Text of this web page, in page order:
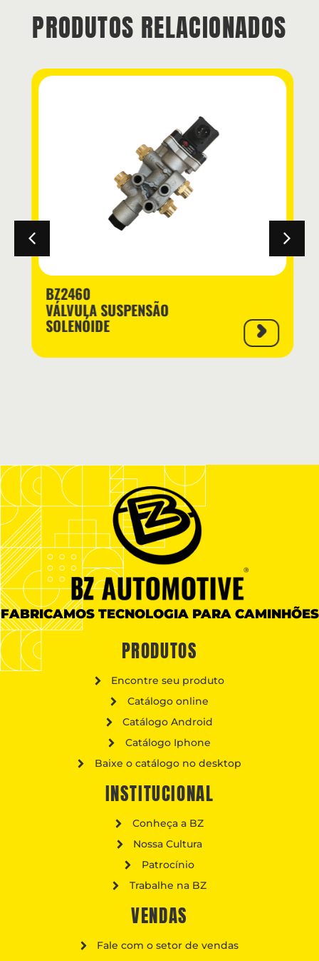
PRODUTOS RELACIONADOS
BZ2460
VÁLVULA SUSPENSÃO
SOLENÓIDE
FABRICAMOS TECNOLOGIA PARA CAMINHÕES
PRODUTOS
Encontre seu produto
Catálogo online
Catálogo Android
Catálogo Iphone
Baixe o catálogo no desktop
INSTITUCIONAL
Conheça a BZ
Nossa Cultura
Patrocínio
Trabalhe na BZ
VENDAS
Fale com o setor de vendas